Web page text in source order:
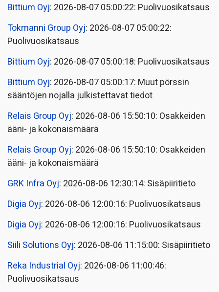
Bittium Oyj: 2026-08-07 05:00:22: Puolivuosikatsaus
Tokmanni Group Oyj: 2026-08-07 05:00:22:
Puolivuosikatsaus
Bittium Oyj: 2026-08-07 05:00:18: Puolivuosikatsaus
Bittium Oyj: 2026-08-07 05:00:17: Muut pörssin
sääntöjen nojalla julkistettavat tiedot
Relais Group Oyj: 2026-08-06 15:50:10: Osakkeiden
ääni- ja kokonaismäärä
Relais Group Oyj: 2026-08-06 15:50:10: Osakkeiden
ääni- ja kokonaismäärä
GRK Infra Oyj: 2026-08-06 12:30:14: Sisäpiiritieto
Digia Oyj: 2026-08-06 12:00:16: Puolivuosikatsaus
Digia Oyj: 2026-08-06 12:00:16: Puolivuosikatsaus
Siili Solutions Oyj: 2026-08-06 11:15:00: Sisäpiiritieto
Reka Industrial Oyj: 2026-08-06 11:00:46:
Puolivuosikatsaus